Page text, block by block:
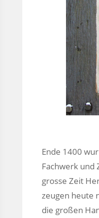
Ende 1400
Fachwerk und
grosse Zeit
zeugen heute
die großen